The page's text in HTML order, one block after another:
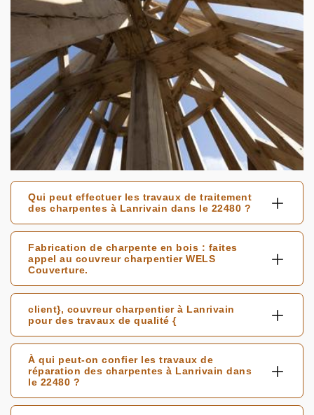
Qui peut effectuer les travaux de traitement
des charpentes à Lanrivain dans le 22480 ?
Fabrication de charpente en bois : faites
appel au couvreur charpentier WELS
Couverture.
client}, couvreur charpentier à Lanrivain
pour des travaux de qualité {
À qui peut-on confier les travaux de
réparation des charpentes à Lanrivain dans
le 22480 ?